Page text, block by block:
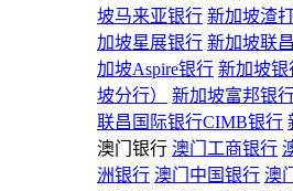
坡马来亚银行 新加坡渣
加坡星展银行 新加坡联
加坡Aspire银行 新加坡银
坡分行）
新加坡富邦银
联昌国际银行CIMB银行
澳门银行 澳门工商银行
洲银行 澳门中国银行 澳